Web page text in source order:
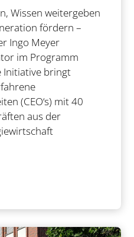
Wissen weitergeben
fördern –
Ingo Meyer
im Programm
Initiative bringt
(CEO‘s) mit 40
aus der